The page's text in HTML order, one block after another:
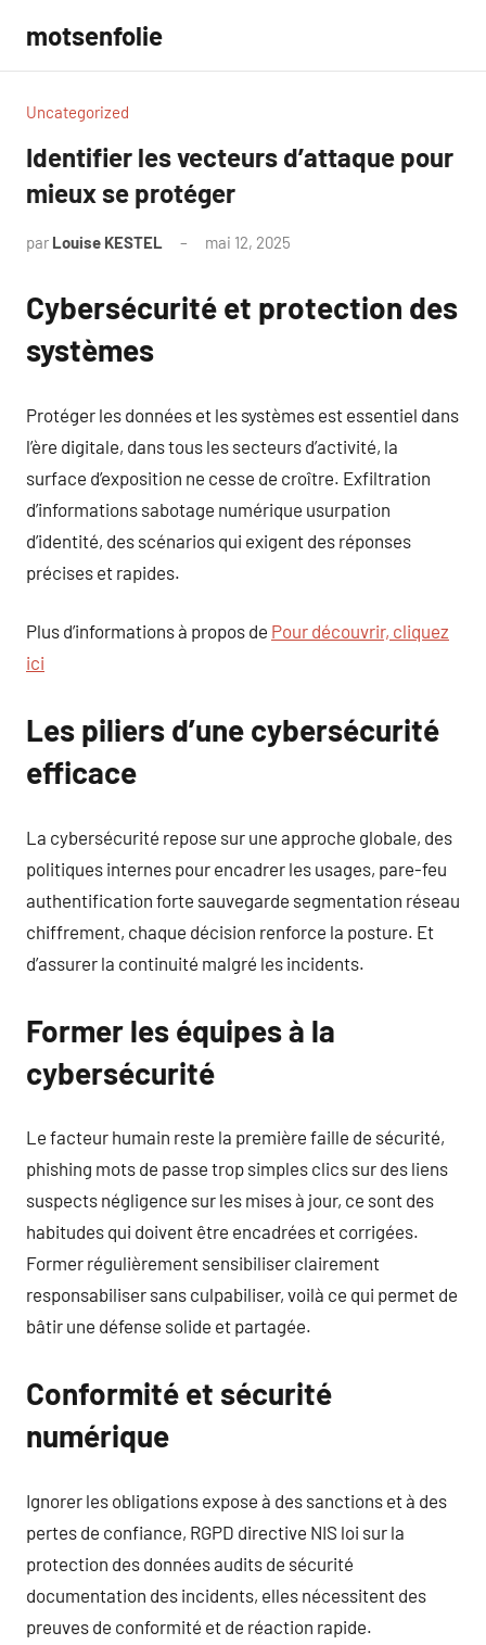
contenu
motsenfolie
Uncategorized
Identifier les vecteurs d’attaque pour
mieux se protéger
par Louise KESTEL mai 12, 2025
Cybersécurité et protection des
systèmes
Protéger les données et les systèmes est essentiel dans
l’ère digitale, dans tous les secteurs d’activité, la
surface d’exposition ne cesse de croître. Exfiltration
d’informations sabotage numérique usurpation
d’identité, des scénarios qui exigent des réponses
précises et rapides.
Plus d’informations à propos de Pour découvrir, cliquez
ici
Les piliers d’une cybersécurité
efficace
La cybersécurité repose sur une approche globale, des
politiques internes pour encadrer les usages, pare-feu
authentification forte sauvegarde segmentation réseau
chiffrement, chaque décision renforce la posture. Et
d’assurer la continuité malgré les incidents.
Former les équipes à la
cybersécurité
Le facteur humain reste la première faille de sécurité,
phishing mots de passe trop simples clics sur des liens
suspects négligence sur les mises à jour, ce sont des
habitudes qui doivent être encadrées et corrigées.
Former régulièrement sensibiliser clairement
responsabiliser sans culpabiliser, voilà ce qui permet de
bâtir une défense solide et partagée.
Conformité et sécurité
numérique
Ignorer les obligations expose à des sanctions et à des
pertes de confiance, RGPD directive NIS loi sur la
protection des données audits de sécurité
documentation des incidents, elles nécessitent des
preuves de conformité et de réaction rapide.